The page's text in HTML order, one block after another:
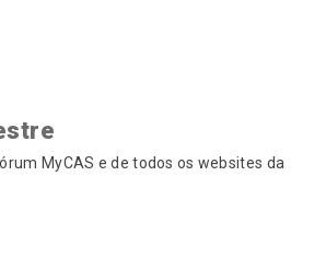
MyCAS e de todos os websites da